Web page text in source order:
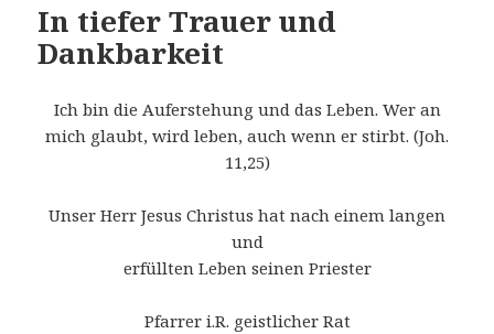
In tiefer Trauer und
Dankbarkeit
Ich bin die Auferstehung und das Leben. Wer an
mich glaubt, wird leben, auch wenn er stirbt. (Joh.
11,25)
Unser Herr Jesus Christus hat nach einem langen
und
erfüllten Leben seinen Priester
Pfarrer i.R. geistlicher Rat